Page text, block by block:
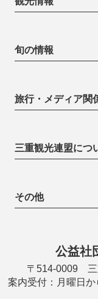
旬の情報
旅行・メディア関
三重観光連盟につ
その他
公益社
〒514-0009
案内受付：月曜日